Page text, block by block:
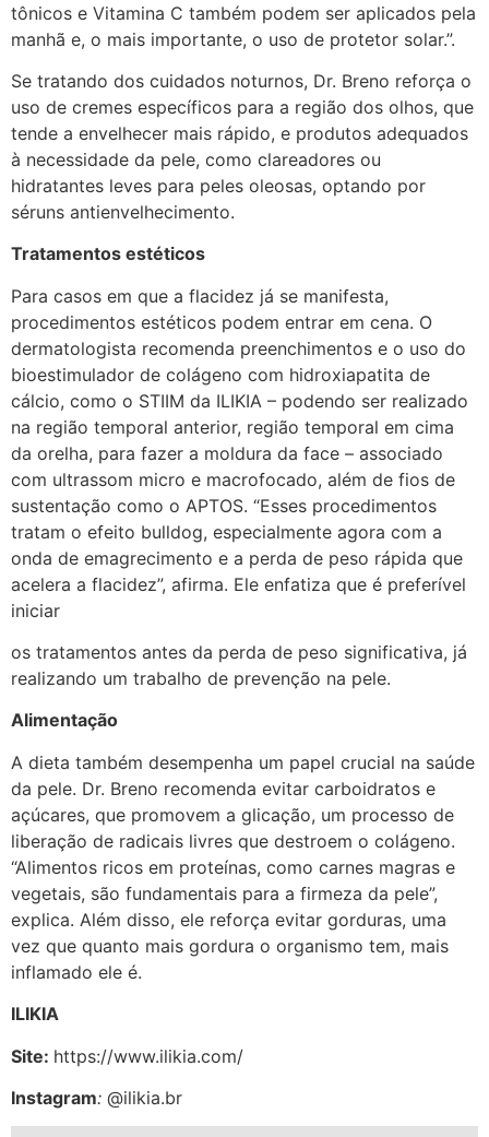
tônicos e Vitamina C também podem ser aplicados pela
manhã e, o mais importante, o uso de protetor solar.”.
Se tratando dos cuidados noturnos, Dr. Breno reforça o
uso de cremes específicos para a região dos olhos, que
tende a envelhecer mais rápido, e produtos adequados
à necessidade da pele, como clareadores ou
hidratantes leves para peles oleosas, optando por
séruns antienvelhecimento.
Tratamentos estéticos
Para casos em que a flacidez já se manifesta,
procedimentos estéticos podem entrar em cena. O
dermatologista recomenda preenchimentos e o uso do
bioestimulador de colágeno com hidroxiapatita de
cálcio, como o STIIM da ILIKIA – podendo ser realizado
na região temporal anterior, região temporal em cima
da orelha, para fazer a moldura da face – associado
com ultrassom micro e macrofocado, além de fios de
sustentação como o APTOS. “Esses procedimentos
tratam o efeito bulldog, especialmente agora com a
onda de emagrecimento e a perda de peso rápida que
acelera a flacidez”, afirma. Ele enfatiza que é preferível
iniciar
os tratamentos antes da perda de peso significativa, já
realizando um trabalho de prevenção na pele.
Alimentação
A dieta também desempenha um papel crucial na saúde
da pele. Dr. Breno recomenda evitar carboidratos e
açúcares, que promovem a glicação, um processo de
liberação de radicais livres que destroem o colágeno.
“Alimentos ricos em proteínas, como carnes magras e
vegetais, são fundamentais para a firmeza da pele”,
explica. Além disso, ele reforça evitar gorduras, uma
vez que quanto mais gordura o organismo tem, mais
inflamado ele é.
ILIKIA
Site: https://www.ilikia.com/
Instagram: @ilikia.br